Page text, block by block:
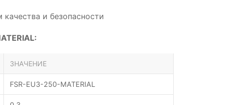
и безопасности
ЗНАЧЕНИЕ
FSR-EU3-250-MATERIAL